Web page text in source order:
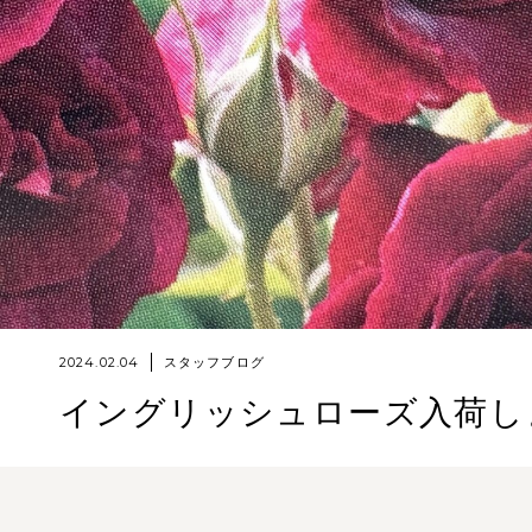
2024.02.04 スタッフブログ
イングリッシュローズ入荷